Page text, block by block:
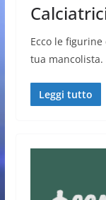
Ecco le
tua mancolista.
Leggi tutto